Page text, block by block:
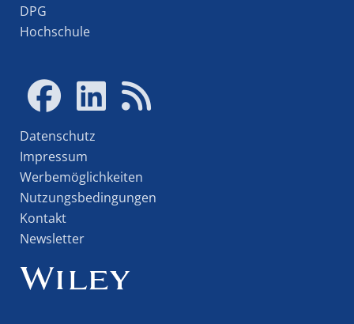
DPG
Hochschule
Datenschutz
Impressum
Werbemöglichkeiten
Nutzungsbedingungen
Kontakt
Newsletter